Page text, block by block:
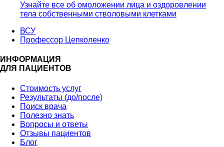
Узнайте все об омоложении лица и оздоровлении
тела собственными стволовыми клетками
ВСУ
Профессор Цепколенко
ИНФОРМАЦИЯ
ДЛЯ ПАЦИЕНТОВ
Стоимость услуг
Результаты (до/после)
Поиск врача
Полезно знать
Вопросы и ответы
Отзывы пациентов
Блог